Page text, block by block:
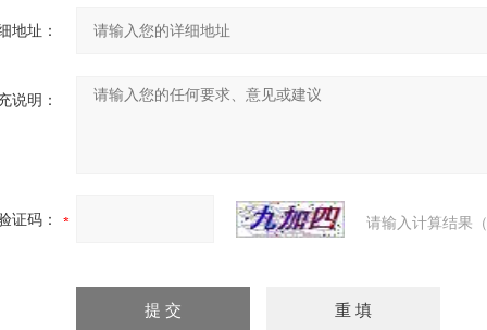
地址：
说明：
证码： 请输入计算结果